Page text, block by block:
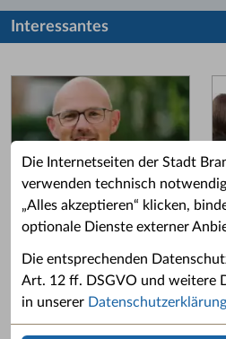
Die Internetseiten der Stadt
verwenden technisch
„Alles akzeptieren“ klicken,
optionale Dienste externer
Die entsprechenden
Art. 12 ff. DSGVO und weitere
in unserer Datenschutzerklärung
Interessantes
Grußwort des OB